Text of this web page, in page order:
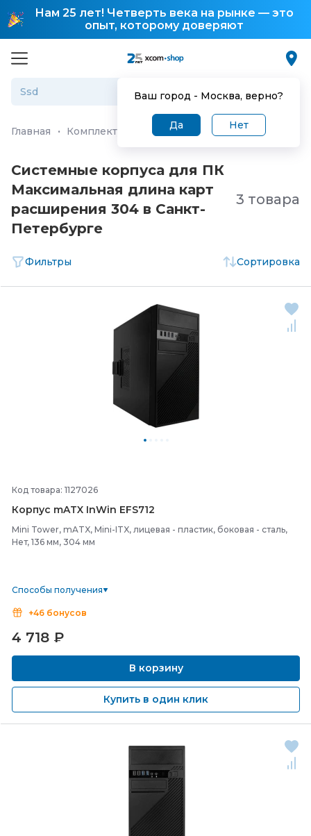
Нам 25 лет! Четверть века на рынке — это
опыт, которому доверяют
Ваш город - Москва, верно?
Да Нет
Главная · Комплектующие для ПК и ноутбуков
Системные корпуса для ПК
Максимальная длина карт
расширения 304 в Санкт-
Петербургe
3 товара
Фильтры Сортировка
Код товара: 1127026
Корпус mATX InWin EFS712
Mini Tower, mATX, Mini-ITX, лицевая - пластик, боковая - сталь,
Нет, 136 мм, 304 мм
Способы получения
+46 бонусов
4 718 ₽
В корзину
Купить в один клик